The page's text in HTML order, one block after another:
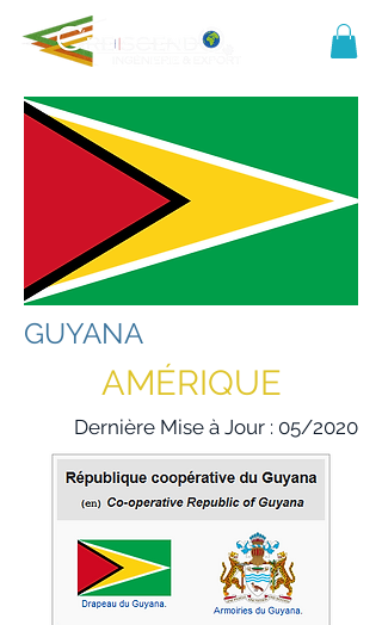
GUYANA
AMÉRIQUE
Dernière Mise à Jour : 05/2020